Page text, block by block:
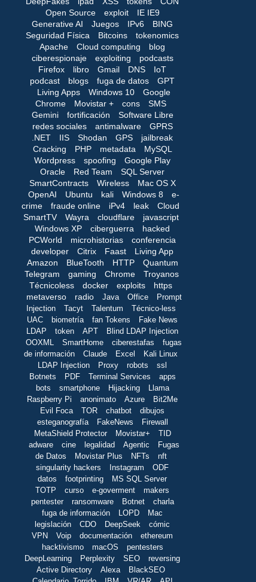
Open Source
exploit
IE IE9
Generative AI
Juegos IPv6
BING
Seguridad Física
Bitcoins
tokenomics
Apache
Cloud computing
blog
ciberespionaje
exploiting
podcasts
Firefox
libro Gmail DNS
IoT
podcast
blogs fuga de datos
GPT
Living Apps
Windows 10
Google
Chrome
Movistar + cons
SMS
Gemini
fortificación
Software Libre
redes sociales
antimalware
GPRS
.NET
IIS Shodan GPS
jailbreak
Cracking
PHP metadata
MySQL
Wordpress
spoofing
Google Play
Oracle
Red Team
SQL Server
SmartContracts
Wireless
Mac OS X
OpenAI
Ubuntu kali Windows 8
e-
crime
fraude online iPv4 leak
Cloud
SmartTV
Wayra cloudflare
javascript
Windows XP
ciberguerra
hacked
PCWorld
microhistorias
conferencia
developer
Citrix Faast
Living App
Amazon
BlueTooth HTTP
Quantum
Telegram
gaming Chrome
Troyanos
Técnicoless
docker exploits
https
metaverso
radio Java Office
Prompt
Injection
Tacyt Talentum
Técnico-less
UAC
biometría fan Tokens
Fake News
LDAP
token APT
Blind LDAP Injection
OOXML
SmartHome ciberestafas
fugas
de información
Claude Excel
Kali Linux
LDAP Injection
Proxy robots
ssl
Botnets
PDF Terminal Services
apps
bots
smartphone Hijacking
Llama
Raspberry Pi
anonimato Azure
Bit2Me
Evil Foca
TOR chatbot
dibujos
esteganografía
FakeNews
Firewall
MetaShield Protector
Movistar+
TID
adware
cine legalidad Agentic
Fugas
de Datos
Movistar Plus NFTs
nft
singularity hackers
Instagram
ODF
datos
footprinting
MS SQL Server
TOTP
curso e-goverment
makers
pentester
ransomware Botnet
charla
fuga de información
LOPD
Mac
legislación
CDO DeepSeek
cómic
VPN
Voip documentación
ethereum
hacktivismo
macOS
pentesters
DeepLearning
Perplexity SEO
reversing
Active Directory
Alexa
BlackSEO